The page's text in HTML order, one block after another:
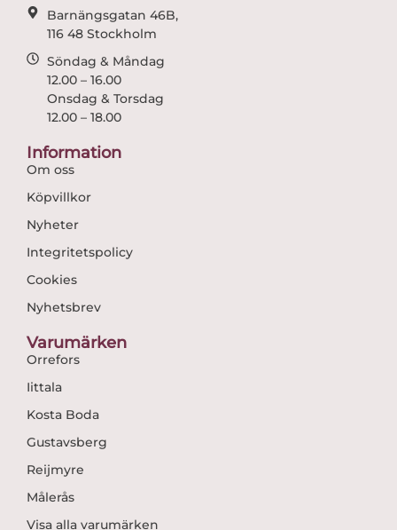
Barnängsgatan 46B,
116 48 Stockholm
Söndag & Måndag
12.00 – 16.00
Onsdag & Torsdag
12.00 – 18.00
Information
Om oss
Köpvillkor
Nyheter
Integritetspolicy
Cookies
Nyhetsbrev
Varumärken
Orrefors
Iittala
Kosta Boda
Gustavsberg
Reijmyre
Målerås
Visa alla varumärken